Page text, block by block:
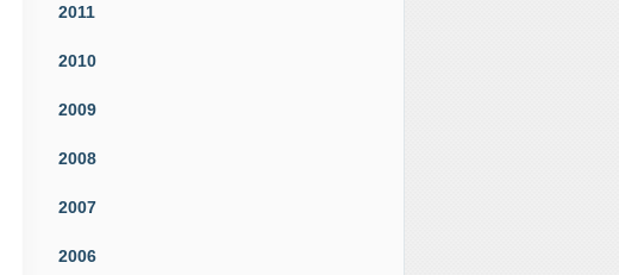
2011
2010
2009
2008
2007
2006